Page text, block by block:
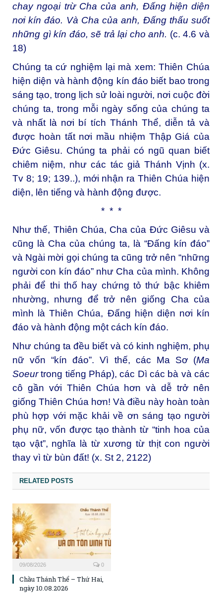
chay ngoại trừ Cha của anh, Đấng hiện diện
nơi kín đáo. Và Cha của anh, Đấng thấu suốt
những gì kín đáo, sẽ trả lại cho anh. (c. 4.6 và
18)
Chúng ta cứ nghiệm lại mà xem: Thiên Chúa
hiện diện và hành động kín đáo biết bao trong
sáng tạo, trong lịch sử loài người, nơi cuộc đời
chúng ta, trong mỗi ngày sống của chúng ta
và nhất là nơi bí tích Thánh Thể, diễn tả và
được hoàn tất nơi mầu nhiệm Thập Giá của
Đức Giêsu. Chúng ta phải có ngũ quan biết
chiêm niệm, như các tác giả Thánh Vịnh (x.
Tv 8; 19; 139..), mới nhận ra Thiên Chúa hiện
diện, lên tiếng và hành động được.
* * *
Như thế, Thiên Chúa, Cha của Đức Giêsu và
cũng là Cha của chúng ta, là “Đấng kín đáo”
và Ngài mời gọi chúng ta cũng trở nên “những
người con kín đáo” như Cha của mình. Không
phải để thi thố hay chứng tỏ thứ bậc khiêm
nhường, nhưng để trở nên giống Cha của
mình là Thiên Chúa, Đấng hiện diện nơi kín
đáo và hành động một cách kín đáo.
Như chúng ta đều biết và có kinh nghiệm, phụ
nữ vốn “kín đáo”. Vì thế, các Ma Sơ (Ma
Soeurtrong tiếng Pháp), các Dì các bà và các
cô gần với Thiên Chúa hơn và dễ trở nên
giống Thiên Chúa hơn! Và điều này hoàn toàn
phù hợp với mặc khải về ơn sáng tạo người
phụ nữ, vốn được tạo thành từ “tinh hoa của
tạo vật”, nghĩa là từ xương từ thịt con người
thay vì từ bùn đất! (x. St 2, 2122)
RELATED POSTS
09/08/2026 0
Chầu Thánh Thể – Thứ Hai,
ngày 10.08.2026